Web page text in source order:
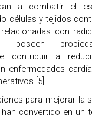
a combatir el
células y tejidos
con
poseen
contribuir a
enfermedades
[5].
para mejorar la
convertido en un